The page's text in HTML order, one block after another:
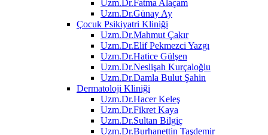
Uzm.Dr.Fatma Alaçam
Uzm.Dr.Günay Ay
Çocuk Psikiyatri Kliniği
Uzm.Dr.Mahmut Çakır
Uzm.Dr.Elif Pekmezci Yazgı
Uzm.Dr.Hatice Gülşen
Uzm.Dr.Neslişah Kurçaloğlu
Uzm.Dr.Damla Bulut Şahin
Dermatoloji Kliniği
Uzm.Dr.Hacer Keleş
Uzm.Dr.Fikret Kaya
Uzm.Dr.Sultan Bilgiç
Uzm.Dr.Burhanettin Taşdemir